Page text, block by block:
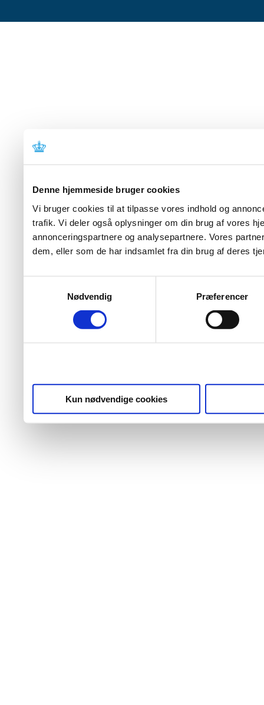
Denne hjemmeside bruger cookies
Vi bruger cookies til at tilpasse vores indhold og
trafik. Vi deler også oplysninger om din brug af vores
annonceringspartnere og analysepartnere. Vores
dem, eller som de har indsamlet fra din brug af deres
Nødvendig
Præferencer
Kun nødvendige cookies